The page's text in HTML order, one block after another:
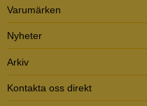
Varumärken
Nyheter
Arkiv
Kontakta oss direkt